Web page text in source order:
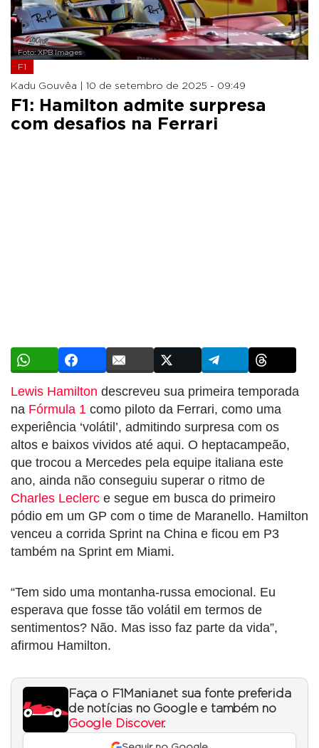
Foto: XPB Images
F1
Kadu Gouvêa | 10 de setembro de 2025 - 09:49
F1: Hamilton admite surpresa
com desafios na Ferrari
Lewis Hamilton descreveu sua primeira temporada
na Fórmula 1 como piloto da Ferrari, como uma
experiência ‘volátil’, admitindo surpresa com os
altos e baixos vividos até aqui. O heptacampeão,
que trocou a Mercedes pela equipe italiana este
ano, ainda não conseguiu superar o ritmo de
Charles Leclerc e segue em busca do primeiro
pódio em um GP com o time de Maranello. Hamilton
venceu a corrida Sprint na China e ficou em P3
também na Sprint em Miami.
“Tem sido uma montanha-russa emocional. Eu
esperava que fosse tão volátil em termos de
sentimentos? Não. Mas isso faz parte da vida”,
afirmou Hamilton.
Faça o F1Mania.net sua fonte preferida
de notícias no Google e também no
Google Discover.